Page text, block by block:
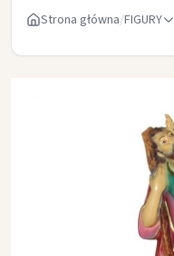
Strona główna/FIGURY